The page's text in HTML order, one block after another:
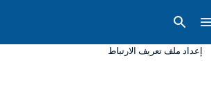
إعداد ملف تعريف الارتباط